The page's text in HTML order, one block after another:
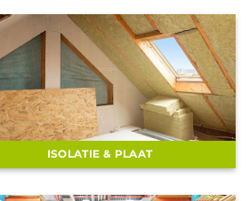
ISOLATIE & PLAAT